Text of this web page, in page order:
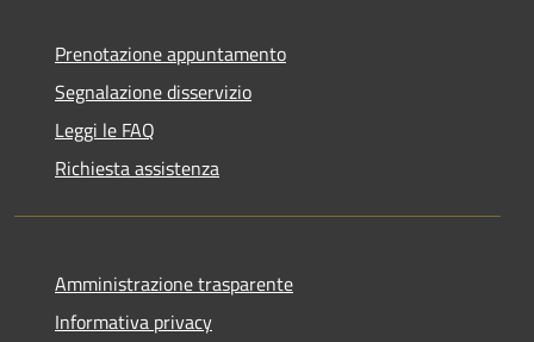
Prenotazione appuntamento
Segnalazione disservizio
Leggi le FAQ
Richiesta assistenza
Amministrazione trasparente
Informativa privacy